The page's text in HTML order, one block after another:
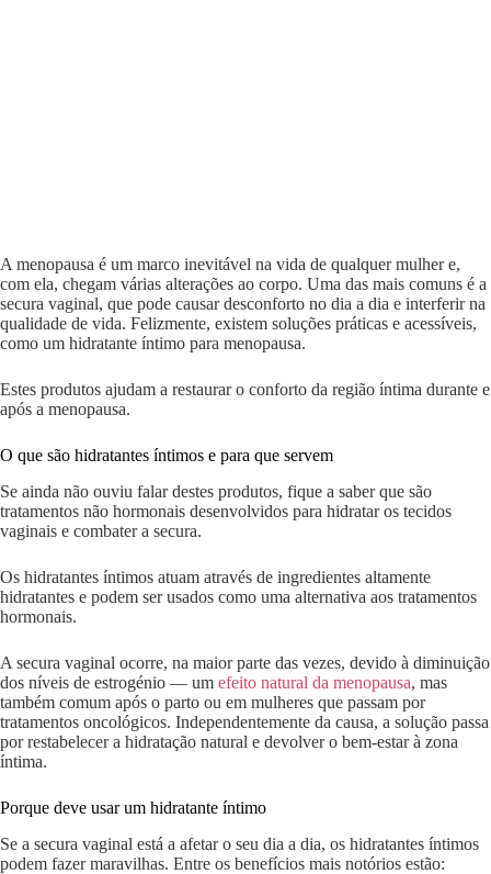
A menopausa é um marco inevitável na vida de qualquer mulher e,
com ela, chegam várias alterações ao corpo. Uma das mais comuns é a
secura vaginal, que pode causar desconforto no dia a dia e interferir na
qualidade de vida. Felizmente, existem soluções práticas e acessíveis,
como um hidratante íntimo para menopausa.
Estes produtos ajudam a restaurar o conforto da região íntima durante e
após a menopausa.
O que são hidratantes íntimos e para que servem
Se ainda não ouviu falar destes produtos, fique a saber que são
tratamentos não hormonais desenvolvidos para hidratar os tecidos
vaginais e combater a secura.
Os hidratantes íntimos atuam através de ingredientes altamente
hidratantes e podem ser usados como uma alternativa aos tratamentos
hormonais.
A secura vaginal ocorre, na maior parte das vezes, devido à diminuição
dos níveis de estrogénio — um efeito natural da menopausa, mas
também comum após o parto ou em mulheres que passam por
tratamentos oncológicos. Independentemente da causa, a solução passa
por restabelecer a hidratação natural e devolver o bem-estar à zona
íntima.
Porque deve usar um hidratante íntimo
Se a secura vaginal está a afetar o seu dia a dia, os hidratantes íntimos
podem fazer maravilhas. Entre os benefícios mais notórios estão: